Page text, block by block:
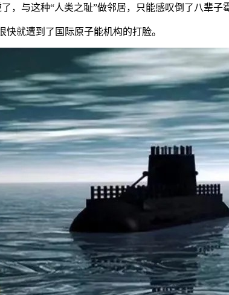
，与这种“人类之耻”做邻居，只能感叹倒了八辈子
就遭到了国际原子能机构的打脸。